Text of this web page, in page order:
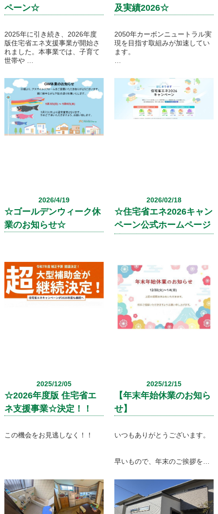
ペーン☆
2025年に引き続き、2026年度
版住宅省エネ支援事業が開始さ
れました。本事業では、子育て
世帯や
負担を軽減し高い省エネ性能を
有する新築住宅の取得や省エネ
改修に
対して補助金が交付されます。
リフォームにつきましては、全
ての世帯を対象としており対象
工事を
及実績2026☆
2050年カーボンニュートラル実
現を目指す取組みが加速してい
ます。
度家庭部門CO₂排出量削減目標
の達成
と、2050年カーボンニュートラ
ル（温室効果ガスの排出を全体
としてゼロにする）の達成に貢
献することを目指します。
2026/4/19
☆ゴールデンウィーク休
業のお知らせ☆
2026/02/18
☆住宅省エネ2026キャン
ペーン公式ホームページ
2025/12/05
☆2026年度版 住宅省エ
ネ支援事業☆決定！！
この機会をお見逃しなく！！
2025/12/15
【年末年始休業のお知ら
せ】
いつもありがとうございます。
早いもので、年末のご挨拶をさ